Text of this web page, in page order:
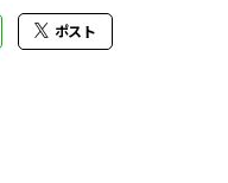
ポスト